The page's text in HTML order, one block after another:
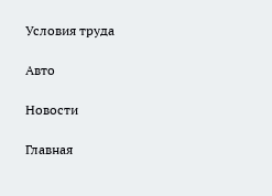
Условия труда
Авто
Новости
Главная